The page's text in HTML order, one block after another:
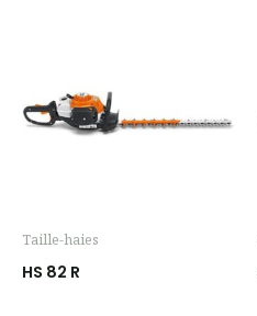
Taille-haies
HS 82 R